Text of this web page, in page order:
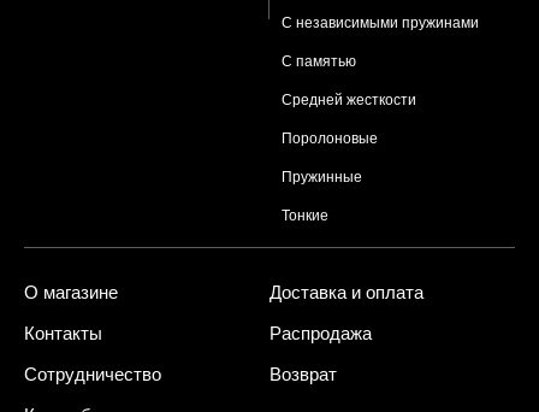
С независимыми пружинами
С памятью
Средней жесткости
Поролоновые
Пружинные
Тонкие
О магазине
Доставка и оплата
Контакты
Распродажа
Сотрудничество
Возврат